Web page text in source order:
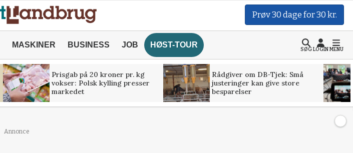
Prøv 30 dage for 30 kr.
MASKINER BUSINESS JOB HØST-TOUR
SØGLOGINMENU
Prisgab på 20 kroner pr. kg
vokser: Polsk kylling presser
markedet
Rådgiver om DB-Tjek: Små
justeringer kan give store
besparelser
Annonce